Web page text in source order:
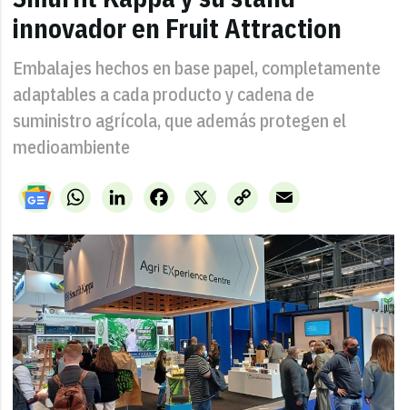
innovador en Fruit Attraction
Embalajes hechos en base papel, completamente
adaptables a cada producto y cadena de
suministro agrícola, que además protegen el
medioambiente
WhatsAppLinkedIn X
Facebook
Copy
Link
Email